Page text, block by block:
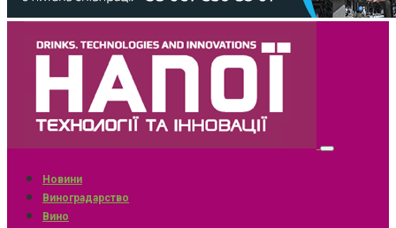
Новини
Виноградарство
Вино